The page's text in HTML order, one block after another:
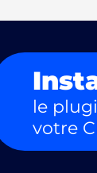
le
votre